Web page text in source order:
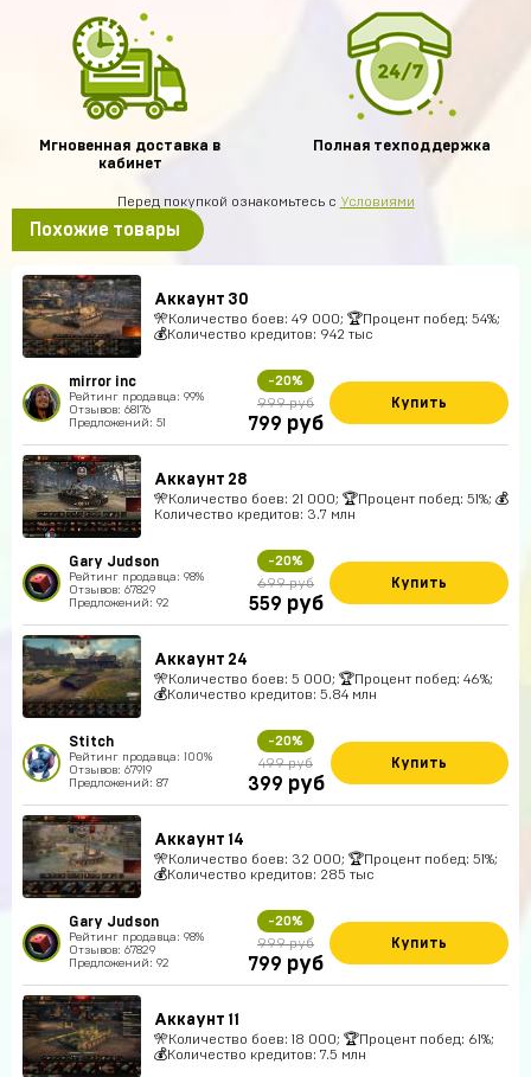
Мгновенная доставка в
кабинет
Полная техподдержка
Перед покупкой ознакомьтесь с Условиями
Похожие товары
Аккаунт 30
🎌Количество боев: 49 000; 🏆Процент побед: 54%;
💰Количество кредитов: 942 тыс
mirror inc
Рейтинг продавца: 99%
Отзывов: 68176
Предложений: 51
-20%
999 руб
799 руб
Купить
Аккаунт 28
🎌Количество боев: 21 000; 🏆Процент побед: 51%; 💰
Количество кредитов: 3.7 млн
Gary Judson
Рейтинг продавца: 98%
Отзывов: 67829
Предложений: 92
-20%
699 руб
559 руб
Купить
Аккаунт 24
🎌Количество боев: 5 000; 🏆Процент побед: 46%;
💰Количество кредитов: 5.84 млн
Stitch
Рейтинг продавца: 100%
Отзывов: 67919
Предложений: 87
-20%
499 руб
399 руб
Купить
Аккаунт 14
🎌Количество боев: 32 000; 🏆Процент побед: 51%;
💰Количество кредитов: 285 тыс
Gary Judson
Рейтинг продавца: 98%
Отзывов: 67829
Предложений: 92
-20%
999 руб
799 руб
Купить
Аккаунт 11
🎌Количество боев: 18 000; 🏆Процент побед: 61%;
💰Количество кредитов: 7.5 млн